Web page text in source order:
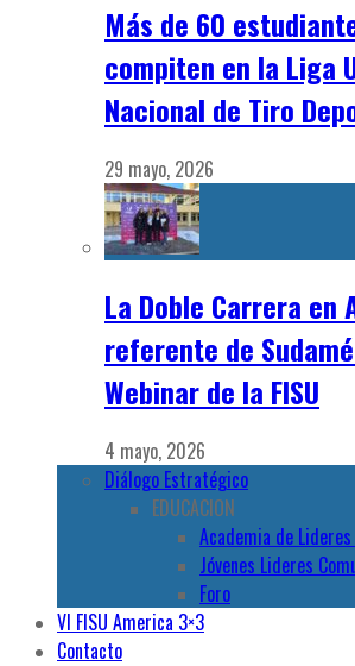
Más de 60
compiten en la Liga
Nacional de Tiro
29 mayo, 2026
La Doble Carrera en
referente de
Webinar de la FISU
4 mayo, 2026
Diálogo Estratégico
EDUCACION
Academia de
Jóvenes Lideres
Foro
VI FISU America 3×3
Contacto